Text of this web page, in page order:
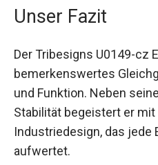
Unser Fazit
Der Tribesigns U0149-cz
bemerkenswertes
und Funktion. Neben
Stabilität begeistert er
Industriedesign, das
aufwertet.